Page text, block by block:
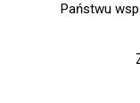
Państwu